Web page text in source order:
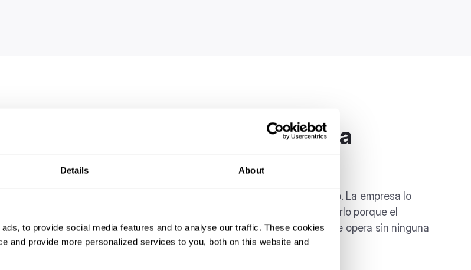
Details About
to provide social media features and to analyse our traffic. These cookies
and provide more personalized services to you, both on this website and
El canal existe. Falta la
Los gestores ya atienden clientes por WhatsApp. La empresa lo
sabe, el equipo legal lo sabe, y nadie puede pararlo porque el
cliente manda. El problema no es el canal, es que opera sin ninguna
estructura corporativa detrás.